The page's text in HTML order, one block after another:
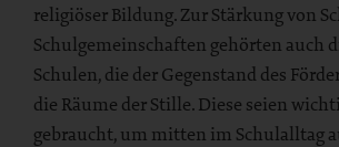
religiöser Bildung. Zur Stärkung von
Schulgemeinschaften gehörten auch
Schulen, die der Gegenstand des
die Räume der Stille. Diese seien
gebraucht, um mitten im Schulalltag